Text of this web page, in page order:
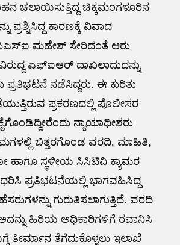
ಚಲಾಯಿಸುತ್ತಿದ್ದ ಚಿಕ್ಕಮಂಗಳೂರಿನ
ಪ್ರಶ್ನಿಸಿದ್ದ ಕಾರಣಕ್ಕೆ ವಿವಾದ
ಪಿಎಸ್‌ಐ ಮಹೇಶ್‌ ಸೇರಿದಂತೆ ಆರು
ಎಫ್‌ಐಆರ್‌ ದಾಖಲಾದುದನ್ನು
ನಡೆಸಿದ್ದರು. ಈ ಕುರಿತು
ಪ್ರಕರಣದಲ್ಲಿ ಪೊಲೀಸರ
ನ್ಯಾಯಾಧೀಶರು
ಬಿತ್ತರಗೊಂಡ ವರದಿ, ಮಾಹಿತಿ,
ಸ್ಥಳೀಯ ಸಿಸಿಟಿವಿ ಕ್ಯಾಮರ
ಆಧರಿಸಿ ಪ್ರತಿಭಟನೆಯಲ್ಲಿ ಭಾಗವಹಿಸಿದ್ದ
ಗುರುತಿಸಲಾಗುತ್ತಿದೆ. ವರದಿ
ಹಿರಿಯ ಅಧಿಕಾರಿಗಳಿಗೆ ರವಾನಿಸಿ
ತೀರ್ಮಾನ ತೆಗೆದುಕೊಳ್ಳಲು ಇಲಾಖೆ